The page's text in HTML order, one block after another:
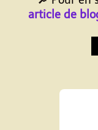
article de